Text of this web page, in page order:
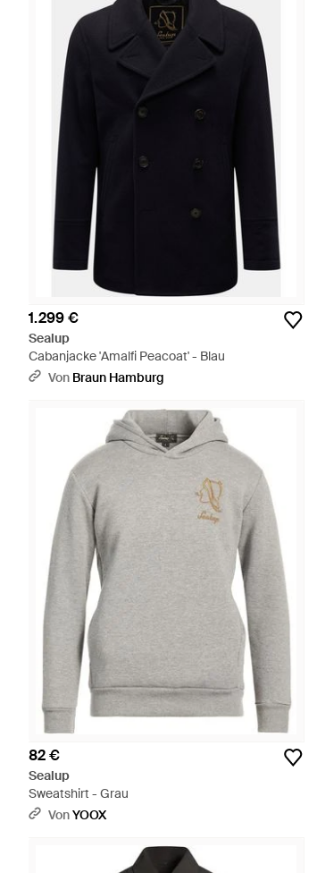
1.299 €
Sealup
Cabanjacke 'Amalfi Peacoat' - Blau
Von Braun Hamburg
82 €
Sealup
Sweatshirt - Grau
VonYOOX